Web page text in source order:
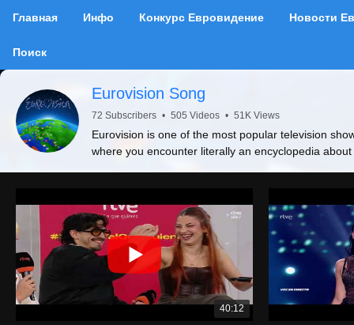
Главная Инфо Конкурс Евровидение Новости
Поиск
Eurovision Song
72 Subscribers • 505 Videos • 51K Views
Eurovision is one of the most popular television
where you encounter literally an encyclopedia
40:12